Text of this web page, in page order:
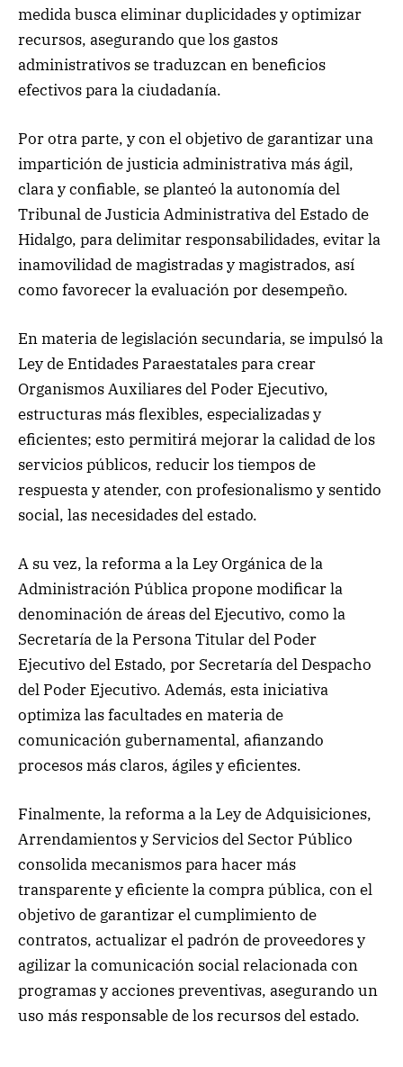
medida busca eliminar duplicidades y optimizar
recursos, asegurando que los gastos
administrativos se traduzcan en beneficios
efectivos para la ciudadanía.
Por otra parte, y con el objetivo de garantizar una
impartición de justicia administrativa más ágil,
clara y confiable, se planteó la autonomía del
Tribunal de Justicia Administrativa del Estado de
Hidalgo, para delimitar responsabilidades, evitar la
inamovilidad de magistradas y magistrados, así
como favorecer la evaluación por desempeño.
En materia de legislación secundaria, se impulsó la
Ley de Entidades Paraestatales para crear
Organismos Auxiliares del Poder Ejecutivo,
estructuras más flexibles, especializadas y
eficientes; esto permitirá mejorar la calidad de los
servicios públicos, reducir los tiempos de
respuesta y atender, con profesionalismo y sentido
social, las necesidades del estado.
A su vez, la reforma a la Ley Orgánica de la
Administración Pública propone modificar la
denominación de áreas del Ejecutivo, como la
Secretaría de la Persona Titular del Poder
Ejecutivo del Estado, por Secretaría del Despacho
del Poder Ejecutivo. Además, esta iniciativa
optimiza las facultades en materia de
comunicación gubernamental, afianzando
procesos más claros, ágiles y eficientes.
Finalmente, la reforma a la Ley de Adquisiciones,
Arrendamientos y Servicios del Sector Público
consolida mecanismos para hacer más
transparente y eficiente la compra pública, con el
objetivo de garantizar el cumplimiento de
contratos, actualizar el padrón de proveedores y
agilizar la comunicación social relacionada con
programas y acciones preventivas, asegurando un
uso más responsable de los recursos del estado.